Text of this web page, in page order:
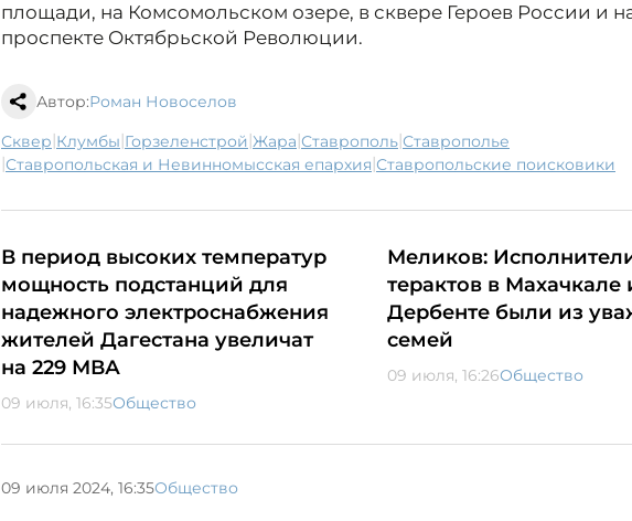
площади, на Комсомольском озере, в сквере Героев России и
проспекте Октябрьской Революции.
Автор:Роман Новоселов
сквер| клумбы| Горзеленстрой| жара| Ставрополь| Ставрополье
| Ставропольская и Невинномысская епархия| Ставропольские поисковики
В период высоких температур
мощность подстанций для
надежного электроснабжения
жителей Дагестана увеличат
на 229 МВА
09 июля, 16:35Общество
Меликов:
терактов в Махачкале
Дербенте были из
семей
09 июля, 16:26Общество
09 июля 2024, 16:35Общество